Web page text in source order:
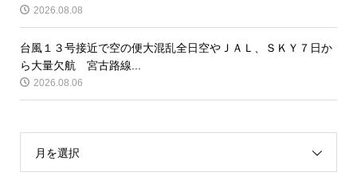
2026.08.08
台風１３号接近で空の便大混乱全日空やＪＡＬ、ＳＫＹ７日か
ら大量欠航 宮古路線...
2026.08.06
月を選択